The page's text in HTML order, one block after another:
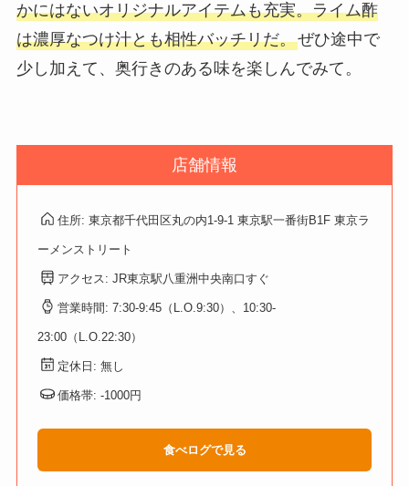
かにはないオリジナルアイテムも充実。ライム酢
は濃厚なつけ汁とも相性バッチリだ。ぜひ途中で
少し加えて、奥行きのある味を楽しんでみて。
店舗情報
住所: 東京都千代田区丸の内1-9-1 東京駅一番街B1F 東京ラ
ーメンストリート
アクセス: JR東京駅八重洲中央南口すぐ
営業時間: 7:30-9:45（L.O.9:30）、10:30-
23:00（L.O.22:30）
定休日: 無し
価格帯: -1000円
食べログで見る